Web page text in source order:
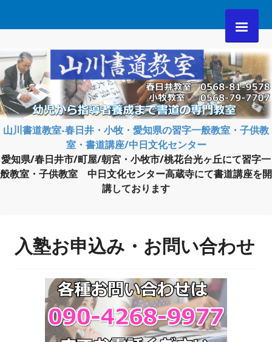
ツ
へ
ス
キ
ッ
プ
山川書道教室-春日井・小牧・愛知県の習字一般教室・子供教
室・書道講座/中日文化センター
愛知県/春日井市/町屋/朝宮・小牧市/桃花台光ヶ丘にて習字一
般教室・子供教室 中日文化センター高蔵寺にて書道講座を開
講しております
入塾お申込み・お問い合わせ